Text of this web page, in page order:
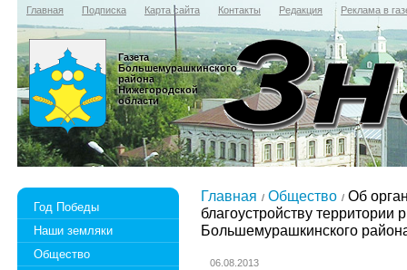
Главная Подписка Карта сайта Контакты Редакция Реклама в
Газета
Большемурашкинского
района
Нижегородской
области
Год Победы
Наши земляки
Общество
Главная Общество
Об
благоустройству
Большемурашкинского
06.08.2013